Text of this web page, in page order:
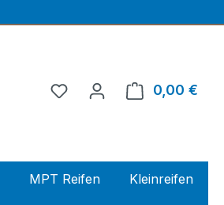
0,00 €
MPT Reifen Kleinreifen